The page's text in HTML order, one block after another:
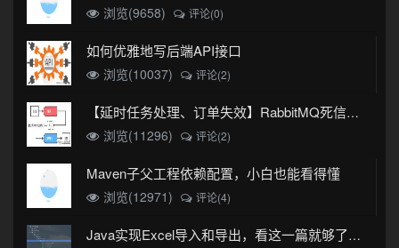
浏览(9658) 评论(0)
如何优雅地写后端API接口
浏览(10037) 评论(2)
【延时任务处理、订单失效】RabbitMQ死信队列实现
浏览(11296)
评论(2)
Maven子父工程依赖配置，小白也能看得懂
浏览(12971) 评论(4)
Java实现Excel导入和导出，看这一篇就够了(珍藏版)